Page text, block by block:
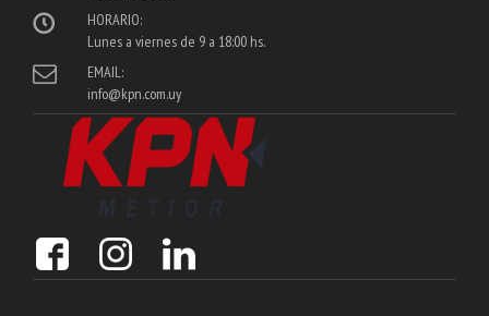
HORARIO:
Lunes a viernes de 9 a 18:00 hs.
EMAIL:
info@kpn.com.uy